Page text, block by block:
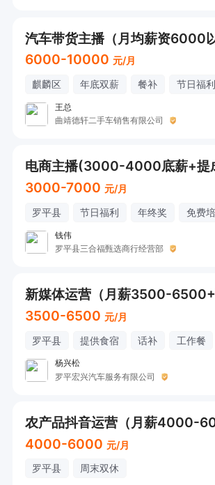
汽车带货主播（月均薪资6000
6000-10000 元/月
麒麟区 年底双薪 餐补 节日福利
王总
曲靖德轩二手车销售有限公司
3000-7000 元/月
罗平县 节日福利 年终奖 免费
钱伟
罗平县三合福甄选商行经营部
新媒体运营（月薪3500-6500+
3500-6500 元/月
罗平县 提供食宿 话补 工作餐
杨兴松
罗平宏兴汽车服务有限公司
4000-6000 元/月
罗平县 周末双休